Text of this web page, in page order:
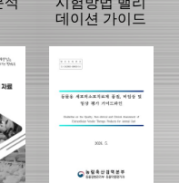
데이션 가이드